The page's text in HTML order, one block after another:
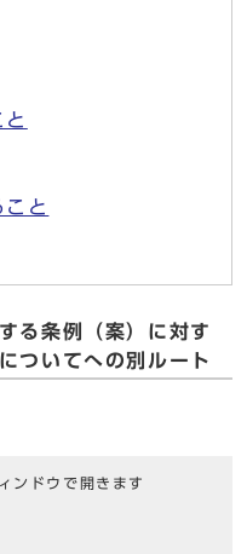
と
る条例（案）に対す
ついてへの別ルート
ンドウで開きます